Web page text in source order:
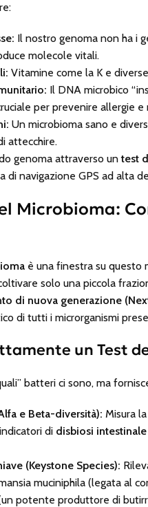
Il nostro genoma non ha i
molecole vitali.
Vitamine come la K e
Il DNA microbico
per prevenire allergie
Un microbioma sano e
attecchire.
genoma attraverso untest
di navigazione GPS ad alta
Microbioma:
è una finestra su questo
solo una piccola
di nuova generazione
di tutti i microrganismi
un Test
batteri ci sono, ma
e Beta-diversità): Misura
di disbiosi intestinale
(Keystone Species):
muciniphila(legata al
potente produttore di